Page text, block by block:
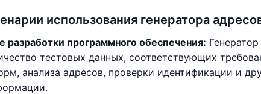
использования генератора
разработки программного обеспечения:
тестовых данных, соответствующих
анализа адресов, проверки идентификации и